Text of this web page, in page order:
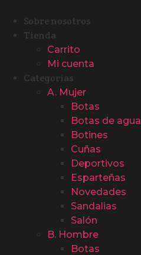
contenido
Sobre nosotros
Tienda
Carrito
Mi cuenta
Categorías
A. Mujer
Botas
Botas de agua
Botines
Cuñas
Deportivos
Esparteñas
Novedades
Sandalias
Salón
B. Hombre
Botas